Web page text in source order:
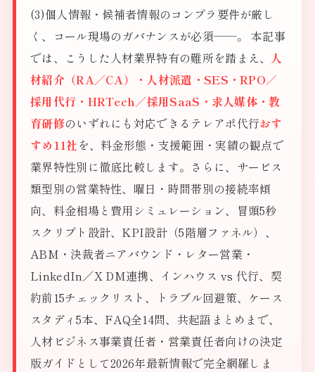
(3)個人情報・候補者情報のコンプラ要件が厳し
く、コール現場のガバナンスが必須——。 本記事
では、こうした人材業界特有の難所を踏まえ、 人
材紹介（RA／CA）・人材派遣・SES・RPO／
採用代行・HRTech／採用SaaS・求人媒体・教
育研修のいずれにも対応できるテレアポ代行おす
すめ11社を、料金形態・支援範囲・実績の観点で
業界特性別に徹底比較します。さらに、サービス
類型別の営業特性、曜日・時間帯別の接続率傾
向、料金相場と費用シミュレーション、冒頭5秒
スクリプト設計、KPI設計（5階層ファネル）、
ABM・決裁者ニアバウンド・レター営業・
LinkedIn／X DM連携、インハウス vs 代行、契
約前15チェックリスト、トラブル回避策、ケース
スタディ5本、FAQ全14問、共起語まとめまで、
人材ビジネス事業責任者・営業責任者向けの決定
版ガイドとして2026年最新情報で完全網羅しま